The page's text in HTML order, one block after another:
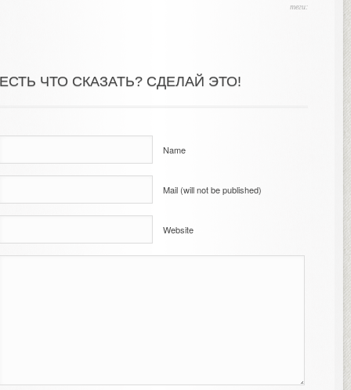
теги:
ЧТО СКАЗАТЬ? СДЕЛАЙ ЭТО!
Name
Mail (will not be published)
Website